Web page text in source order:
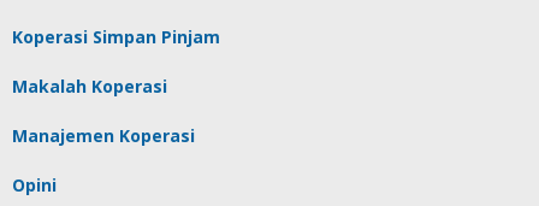
Koperasi Simpan Pinjam
Makalah Koperasi
Manajemen Koperasi
Opini